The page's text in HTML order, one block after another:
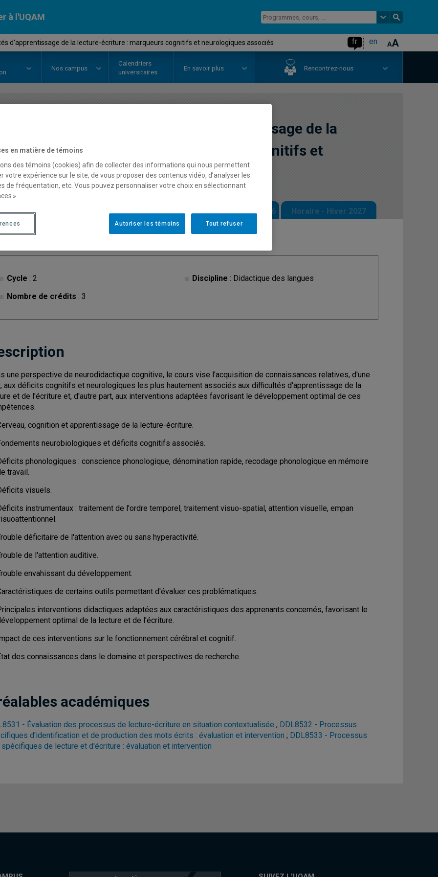
à l'UQAM
d'apprentissage de la lecture-écriture : marqueurs cognitifs et neurologiques associés fr en
Nos campus
Calendriers
universitaires
En savoir plus Rencontrez-nous
Difficultés d'apprentissage de la
lecture-écriture : marqueurs cognitifs et
neurologiques associés
Description Horaire - Été 2026 Horaire - Automne 2026 Horaire - Hiver 2027
Cycle : 2
Nombre de crédits : 3
Discipline : Didactique des langues
une perspective de neurodidactique cognitive, le cours vise l'acquisition de connaissances relatives, d'une
aux déficits cognitifs et neurologiques les plus hautement associés aux difficultés d'apprentissage de la
et de l'écriture et, d'autre part, aux interventions adaptées favorisant le développement optimal de ces
cognition et apprentissage de la lecture-écriture.
neurobiologiques et déficits cognitifs associés.
phonologiques : conscience phonologique, dénomination rapide, recodage phonologique en mémoire
travail.
visuels.
instrumentaux : traitement de l'ordre temporel, traitement visuo-spatial, attention visuelle, empan
déficitaire de l'attention avec ou sans hyperactivité.
de l'attention auditive.
envahissant du développement.
de certains outils permettant d'évaluer ces problématiques.
interventions didactiques adaptées aux caractéristiques des apprenants concernés, favorisant le
optimal de la lecture et de l'écriture.
de ces interventions sur le fonctionnement cérébral et cognitif.
des connaissances dans le domaine et perspectives de recherche.
académiques
- Évaluation des processus de lecture-écriture en situation contextualisée ; DDL8532 - Processus
d'identification et de production des mots écrits : évaluation et intervention ; DDL8533 - Processus
spécifiques de lecture et d'écriture : évaluation et intervention
en matière de témoins
des témoins (cookies) afin de collecter des informations qui nous permettent
votre expérience sur le site, de vous proposer des contenus vidéo, d’analyser les
de fréquentation, etc. Vous pouvez personnaliser votre choix en sélectionnant
».
Tout refuser
Autoriser les témoins